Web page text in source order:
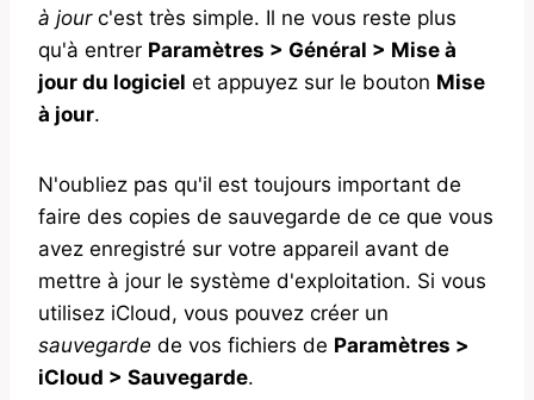
à jourc'est très simple. Il ne vous reste plus
qu'à entrer Paramètres > Général > Mise à
jour du logiciel et appuyez sur le bouton Mise
à jour.
N'oubliez pas qu'il est toujours important de
faire des copies de sauvegarde de ce que vous
avez enregistré sur votre appareil avant de
mettre à jour le système d'exploitation. Si vous
utilisez iCloud, vous pouvez créer un
sauvegarde de vos fichiers de Paramètres >
iCloud > Sauvegarde.